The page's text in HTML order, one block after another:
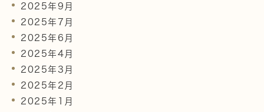
2025年9月
2025年7月
2025年6月
2025年4月
2025年3月
2025年2月
2025年1月